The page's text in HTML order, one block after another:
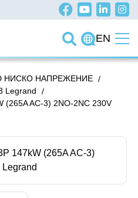
EN
/
НИСКО НАПРЕЖЕНИЕ
/
Legrand
(265A AC-3) 2NO-2NC 230V